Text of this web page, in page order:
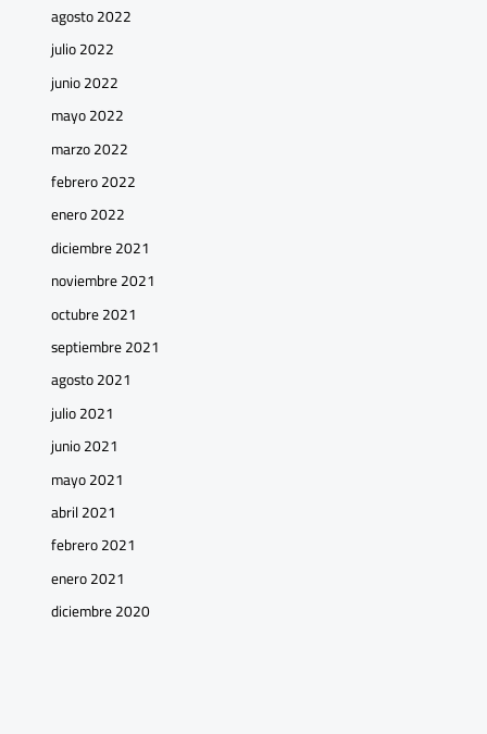
agosto 2022
julio 2022
junio 2022
mayo 2022
marzo 2022
febrero 2022
enero 2022
diciembre 2021
noviembre 2021
octubre 2021
septiembre 2021
agosto 2021
julio 2021
junio 2021
mayo 2021
abril 2021
febrero 2021
enero 2021
diciembre 2020